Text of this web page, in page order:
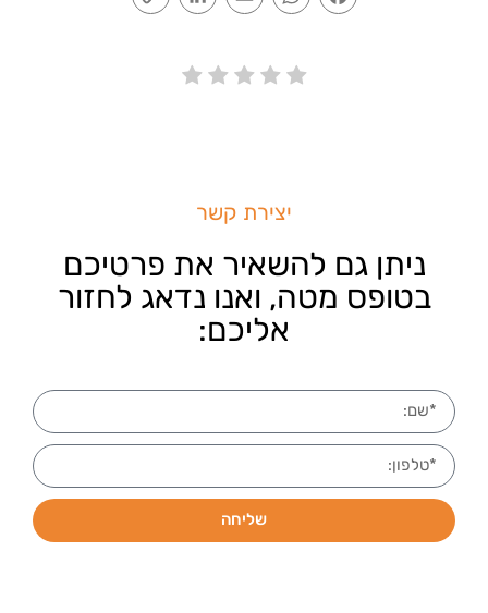
יצירת קשר
ניתן גם להשאיר את פרטיכם
בטופס מטה, ואנו נדאג לחזור
אליכם:
שליחה